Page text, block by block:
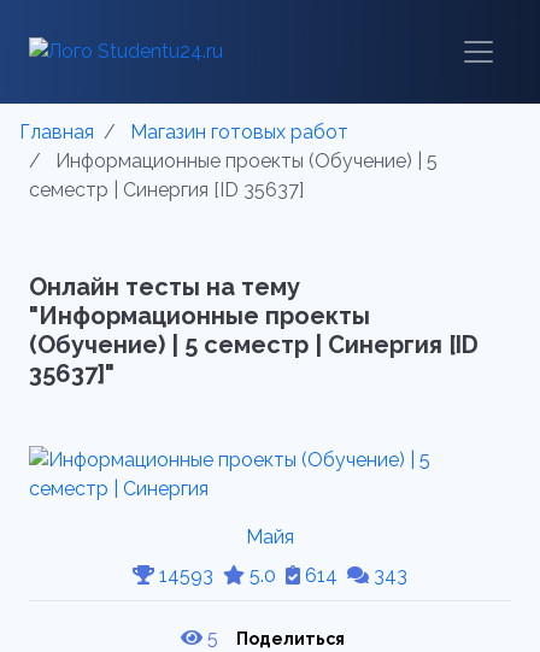
Главная
Магазин готовых работ
Информационные проекты (Обучение) | 5
семестр | Синергия [ID 35637]
Онлайн тесты на тему
"Информационные проекты
(Обучение) | 5 семестр | Синергия [ID
35637]"
Майя
14593
5.0 614 343
5 Поделиться